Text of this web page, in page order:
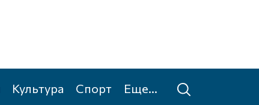
Культура Спорт Еще...